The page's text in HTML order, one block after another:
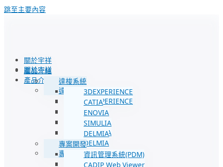
跳至主要內容
關於宇祥
產品介紹
達梭系統
3DEXPERIENCE
CATIA
ENOVIA
SIMULIA
DELMIA
專案開發
資訊管理系統(PDM)
關於宇祥
產品介紹
達梭系統
3DEXPERIENCE
CATIA
ENOVIA
SIMULIA
DELMIA
專案開發
資訊管理系統(PDM)
CADIP Web Viewer